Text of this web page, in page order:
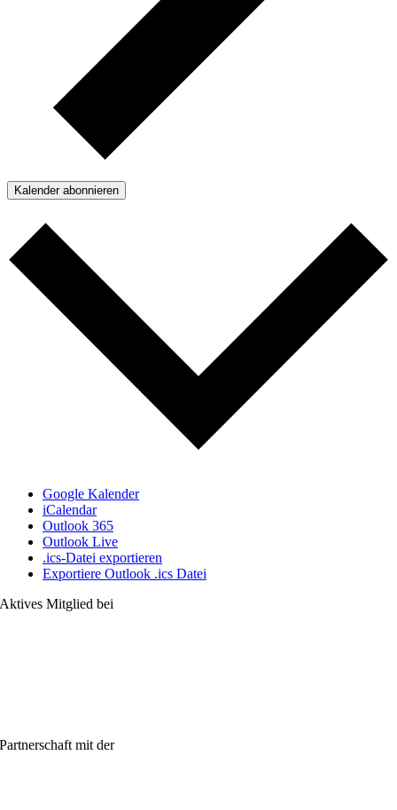
Kalender abonnieren
Google Kalender
iCalendar
Outlook 365
Outlook Live
.ics-Datei exportieren
Exportiere Outlook .ics Datei
Aktives Mitglied bei
Partnerschaft mit der